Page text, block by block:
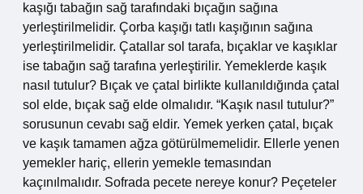
kaşığı tabağın sağ tarafındaki bıçağın sağına
yerleştirilmelidir. Çorba kaşığı tatlı kaşığının sağına
yerleştirilmelidir. Çatallar sol tarafa, bıçaklar ve kaşıklar
ise tabağın sağ tarafına yerleştirilir. Yemeklerde kaşık
nasıl tutulur? Bıçak ve çatal birlikte kullanıldığında çatal
sol elde, bıçak sağ elde olmalıdır. “Kaşık nasıl tutulur?”
sorusunun cevabı sağ eldir. Yemek yerken çatal, bıçak
ve kaşık tamamen ağza götürülmemelidir. Ellerle yenen
yemekler hariç, ellerin yemekle temasından
kaçınılmalıdır. Sofrada pecete nereye konur? Peçeteler